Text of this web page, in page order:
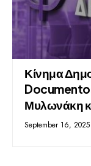
Κίνημα
Μυλωνάκη
September 16, 2025